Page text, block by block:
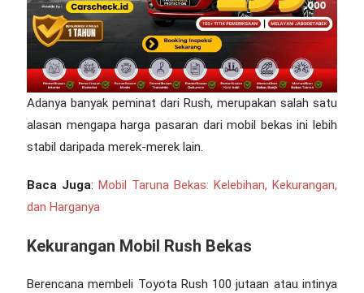
Adanya banyak peminat dari Rush, merupakan salah satu
alasan mengapa harga pasaran dari mobil bekas ini lebih
stabil daripada merek-merek lain.
Baca Juga: Mobil Taruna Bekas: Kelebihan, Kekurangan,
dan Harganya
Kekurangan Mobil Rush Bekas
Berencana membeli Toyota Rush 100 jutaan atau intinya